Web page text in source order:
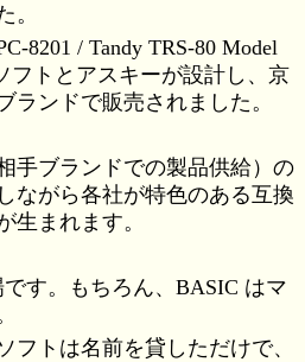
。
8201 / Tandy TRS-80 Model
フトとアスキーが設計し、京
ランドで販売されました。
手ブランドでの製品供給）の
ながら各社が特色のある互換
生まれます。
す。もちろん、BASIC はマ
フトは名前を貸しただけで、